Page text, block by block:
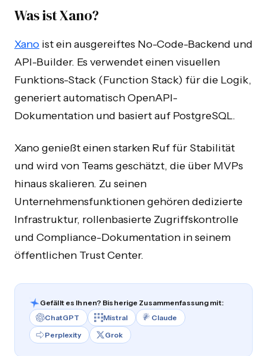
Was ist Xano?
Xano ist ein ausgereiftes No-Code-Backend und
API-Builder. Es verwendet einen visuellen
Funktions-Stack (Function Stack) für die Logik,
generiert automatisch OpenAPI-
Dokumentation und basiert auf PostgreSQL.
Xano genießt einen starken Ruf für Stabilität
und wird von Teams geschätzt, die über MVPs
hinaus skalieren. Zu seinen
Unternehmensfunktionen gehören dedizierte
Infrastruktur, rollenbasierte Zugriffskontrolle
und Compliance-Dokumentation in seinem
öffentlichen Trust Center.
Gefällt es Ihnen? Bisherige Zusammenfassung mit:
ChatGPT
Mistral
Claude
Perplexity
Grok